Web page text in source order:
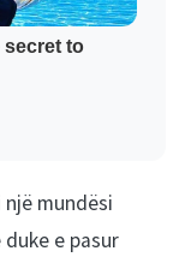
mundësi
e pasur